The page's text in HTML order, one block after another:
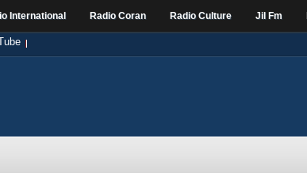
International Radio Coran Radio Culture Jil Fm